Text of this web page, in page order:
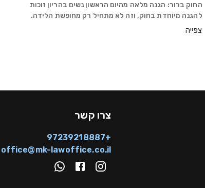
החוק ברור: הגנה מלאה מהיום הראשון נשים בהריון זוכות
להגנה מיוחדת בחוק, וזה לא מתחיל רק מחופשת הלידה.
ההגנה מתחילה מהרגע שהמעסיק יודע על ההריון ונמשכת עד
צפייה
צרו קשר
+97239218887
office@mk-lawoffice.co.il